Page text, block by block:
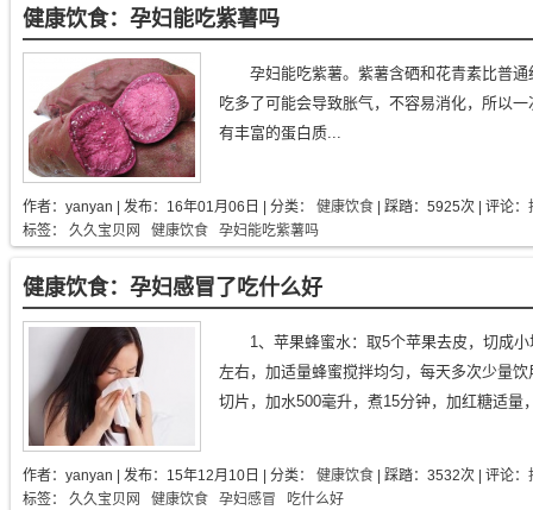
健康饮食：孕妇能吃紫薯吗
孕妇能吃紫薯。紫薯含硒和花青素比普
吃多了可能会导致胀气，不容易消化，所以
有丰富的蛋白质...
作者： yanyan | 发布： 16年01月06日 | 分类： 健康饮食 | 踩踏：5925次 | 评论：
标签： 久久宝贝网 健康饮食 孕妇能吃紫薯吗
健康饮食：孕妇感冒了吃什么好
1、苹果蜂蜜水：取5个苹果去皮，切成
左右，加适量蜂蜜搅拌均匀，每天多次少量
切片，加水500毫升，煮15分钟，加红糖适
作者： yanyan | 发布： 15年12月10日 | 分类： 健康饮食 | 踩踏：3532次 | 评论：
标签： 久久宝贝网 健康饮食 孕妇感冒 吃什么好